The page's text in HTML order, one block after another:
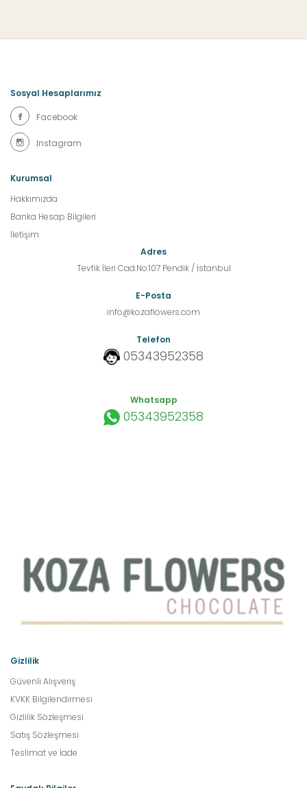
Sosyal Hesaplarımız
Facebook
Instagram
Kurumsal
Hakkımızda
Banka Hesap Bilgileri
İletişim
Adres
Tevfik İleri Cad.No:107 Pendik / İstanbul
E-Posta
info@kozaflowers.com
Telefon
05343952358
Whatsapp
05343952358
Gizlilik
Güvenli Alışveriş
KVKK Bilgilendirmesi
Gizlilik Sözleşmesi
Satış Sözleşmesi
Teslimat ve İade